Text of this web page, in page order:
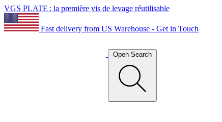
VGS PLATE : la première vis de levage réutilisable
Fast delivery from US Warehouse - Get in Touch
Open Search